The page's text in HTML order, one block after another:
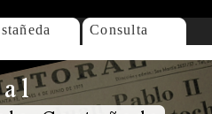
Consulta